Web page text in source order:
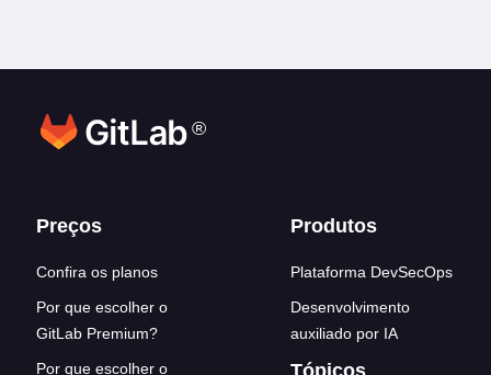
®
Footer links
Preços
Confira os planos
Por que escolher o
GitLab Premium?
Por que escolher o
Produtos
Plataforma DevSecOps
Desenvolvimento
auxiliado por IA
Tópicos